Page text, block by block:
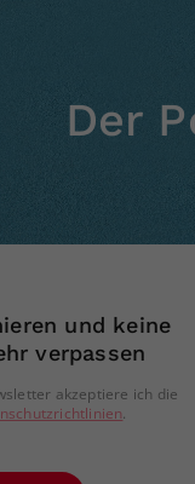
Der
und keine
verpassen
akzeptiere ich die
.